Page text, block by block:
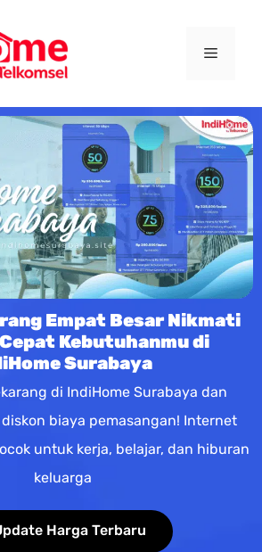
Empat Besar Nikmati
Kebutuhanmu di
Surabaya
di IndiHome Surabaya dan
biaya pemasangan! Internet
untuk kerja, belajar, dan hiburan
keluarga
Harga Terbaru